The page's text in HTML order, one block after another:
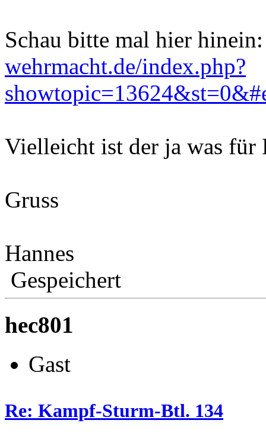
Schau bitte mal hier
wehrmacht.de/index.php?
Vielleicht ist der ja was für
Gruss
Hannes
Gespeichert
hec801
Gast
Re: Kampf-Sturm-Btl. 134